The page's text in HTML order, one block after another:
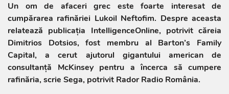
Un om de afaceri grec este foarte interesat de
cumpărarea rafinăriei Lukoil Neftofim. Despre aceasta
relatează publicația IntelligenceOnline, potrivit căreia
Dimitrios Dotsios, fost membru al Barton’s Family
Capital, a cerut ajutorul gigantului american de
consultanță McKinsey pentru a încerca să cumpere
rafinăria, scrie Sega, potrivit Rador Radio România.